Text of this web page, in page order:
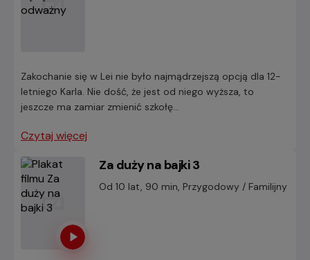
Zakochanie się w Lei nie było najmądrzejszą opcją dla 12-
letniego Karla. Nie dość, że jest od niego wyższa, to
jeszcze ma zamiar zmienić szkołę...
Czytaj więcej
Za duży na bajki 3
Od 10 lat, 90 min, Przygodowy / Familijny